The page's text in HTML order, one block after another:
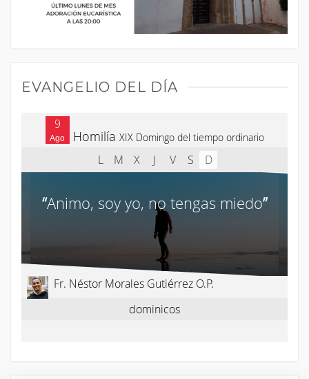
EVANGELIO DEL DÍA